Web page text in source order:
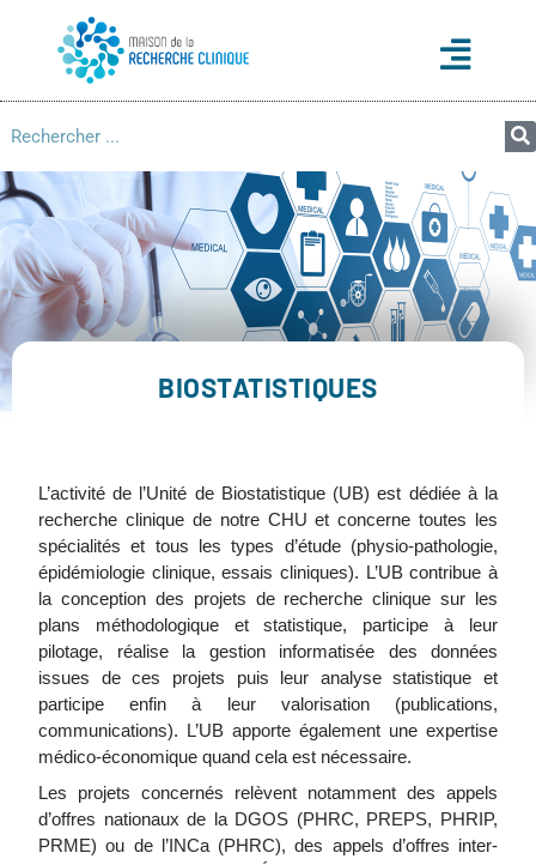
BIOSTATISTIQUES
L’activité de l’Unité de Biostatistique (UB) est dédiée à la
recherche clinique de notre CHU et concerne toutes les
spécialités et tous les types d’étude (physio-pathologie,
épidémiologie clinique, essais cliniques). L’UBcontribue à
la conception des projets de recherche clinique sur les
plans méthodologique et statistique, participe à leur
pilotage, réalise la gestion informatisée des données
issues de ces projets puis leur analyse statistique et
participe enfin à leur valorisation (publications,
communications). L’UB apporte également une expertise
médico-économique quand cela est nécessaire.
Les projets concernés relèvent notamment des appels
d’offres nationaux de la DGOS (PHRC, PREPS, PHRIP,
PRME) ou de l’INCa (PHRC), des appels d’offres inter-